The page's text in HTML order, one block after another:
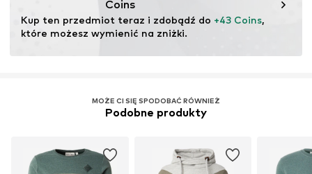
Coins
Kup ten przedmiot teraz i zdobądź do +43 Coins,
które możesz wymienić na zniżki.
MOŻE CI SIĘ SPODOBAĆ RÓWNIEŻ
Podobne produkty